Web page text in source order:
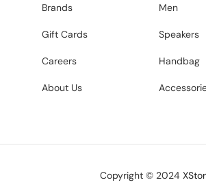
Brands
Gift Cards
Careers
About Us
Men
Speakers
Handbag
Copyright © 2024